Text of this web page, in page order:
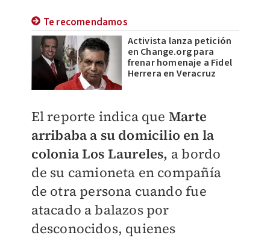
Te recomendamos
Activista lanza petición
en Change.org para
frenar homenaje a Fidel
Herrera en Veracruz
El reporte indica que Marte
arribaba a su domicilio en la
colonia Los Laureles, a bordo
de su camioneta en compañía
de otra persona cuando fue
atacado a balazos por
desconocidos, quienes